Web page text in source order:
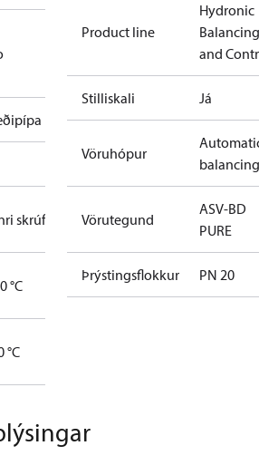
skrúfg.
°C
°C
Product line
Hydronic
Balancing
and
Stilliskali Já
Vöruhópur
balancing
Vörutegund
ASV-BD
PURE
Þrýstingsflokkur PN 20